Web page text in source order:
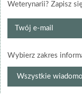
Weterynarii? Zapisz
Twój
Wybierz zakres